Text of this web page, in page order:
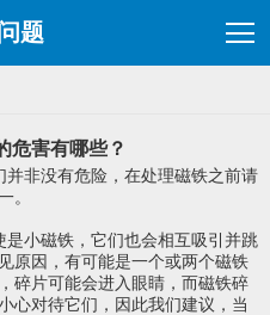
题
危害有哪些？
非没有危险，在处理磁铁之前请
。
小磁铁，它们也会相互吸引并跳
原因，有可能是一个或两个磁铁
碎片可能会进入眼睛，而磁铁碎
心对待它们，因此我们建议，当